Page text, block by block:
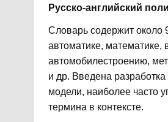
Русско-английский
Словарь содержит около
автоматике, математике,
автомобилестроению,
и др. Введена
модели, наиболее часто
термина в контексте.